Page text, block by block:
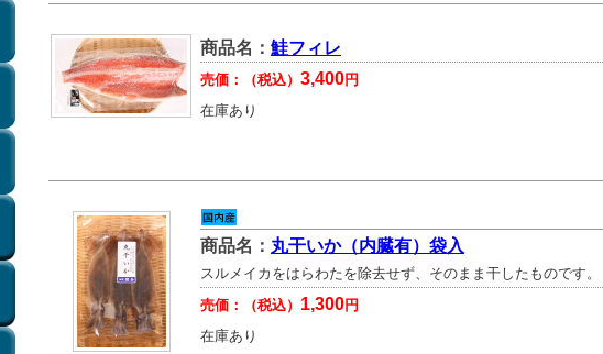
商品名： 鮭フィレ
売価：（税込） 3,400円
在庫あり
商品名： 丸干いか（内臓有）袋入
スルメイカをはらわたを除去せず、そのまま干したものです。
売価：（税込） 1,300円
在庫あり